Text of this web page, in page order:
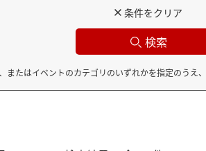
条件をクリア
検索
またはイベントのカテゴリのいずれかを指定のうえ